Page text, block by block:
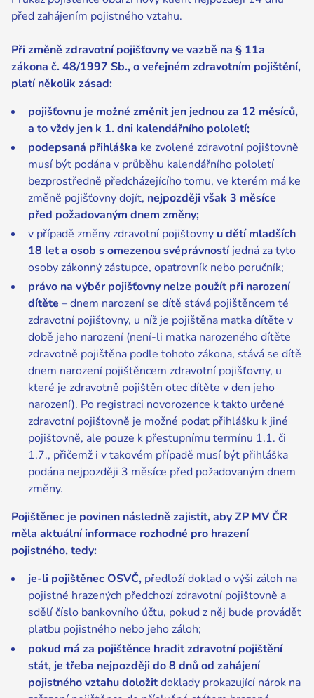
před zahájením pojistného vztahu.
Při změně zdravotní pojišťovny ve vazbě na § 11a
zákona č. 48/1997 Sb., o veřejném zdravotním pojištění,
platí několik zásad:
pojišťovnu je možné změnit jen jednou za 12 měsíců,
a to vždy jen k 1. dni kalendářního pololetí;
podepsaná přihláška ke zvolené zdravotní pojišťovně
musí být podána v průběhu kalendářního pololetí
bezprostředně předcházejícího tomu, ve kterém má ke
změně pojišťovny dojít, nejpozději však 3 měsíce
před požadovaným dnem změny;
v případě změny zdravotní pojišťovny u dětí mladších
18 let a osob s omezenou svéprávnostíjedná za tyto
osoby zákonný zástupce, opatrovník nebo poručník;
právo na výběr pojišťovny nelze použít při narození
dítěte – dnem narození se dítě stává pojištěncem té
zdravotní pojišťovny, u níž je pojištěna matka dítěte v
době jeho narození (není-li matka narozeného dítěte
zdravotně pojištěna podle tohoto zákona, stává se dítě
dnem narození pojištěncem zdravotní pojišťovny, u
které je zdravotně pojištěn otec dítěte v den jeho
narození). Po registraci novorozence k takto určené
zdravotní pojišťovně je možné podat přihlášku k jiné
pojišťovně, ale pouze k přestupnímu termínu 1.1. či
1.7., přičemž i v takovém případě musí být přihláška
podána nejpozději 3 měsíce před požadovaným dnem
změny.
Pojištěnec je povinen následně zajistit, aby ZP MV ČR
měla aktuální informace rozhodné pro hrazení
pojistného, tedy:
je-li pojištěnec OSVČ, předloží doklad o výši záloh na
pojistné hrazených předchozí zdravotní pojišťovně a
sdělí číslo bankovního účtu, pokud z něj bude provádět
platbu pojistného nebo jeho záloh;
pokud má za pojištěnce hradit zdravotní pojištění
stát, je třeba nejpozději do 8 dnů od zahájení
pojistného vztahu doložitdoklady prokazující nárok na